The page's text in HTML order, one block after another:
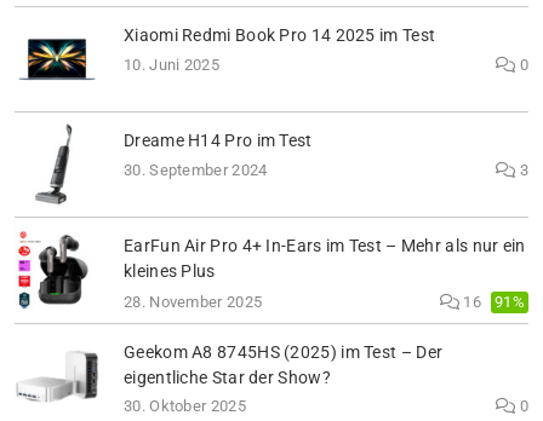
Xiaomi Redmi Book Pro 14 2025 im Test
10. Juni 2025 0
Dreame H14 Pro im Test
30. September 2024 3
EarFun Air Pro 4+ In-Ears im Test – Mehr als nur ein
kleines Plus
28. November 2025 16 91%
Geekom A8 8745HS (2025) im Test – Der
eigentliche Star der Show?
30. Oktober 2025 0